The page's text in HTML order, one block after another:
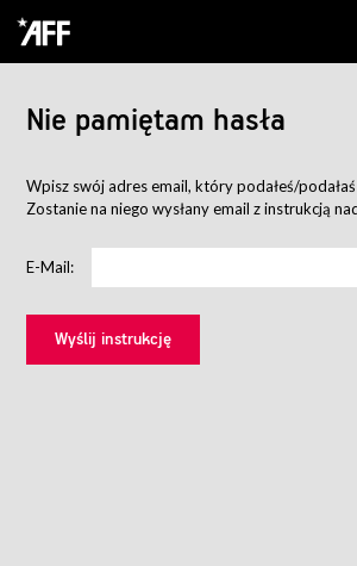
Nie pamiętam hasła
Wpisz swój adres email, który podałeś/
Zostanie na niego wysłany email z instrukcją
E-Mail: